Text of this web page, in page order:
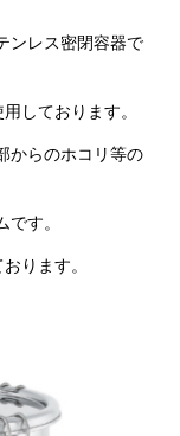
ンレス密閉容器で
しております。
からのホコリ等の
す。
ります。